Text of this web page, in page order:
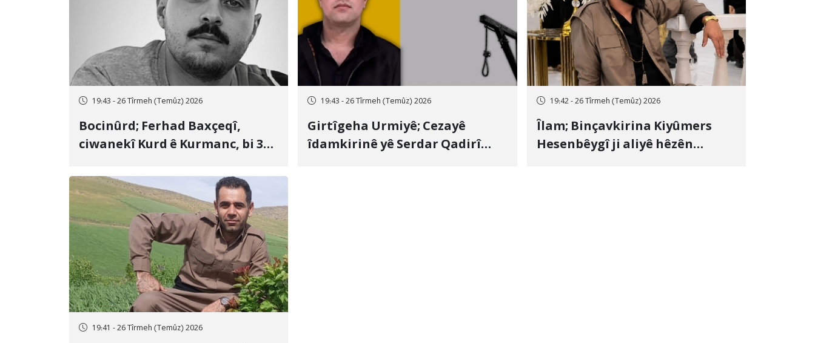
19:43 - 26 Tîrmeh (Temûz) 2026
Bocinûrd; Ferhad Baxçeqî,
ciwanekî Kurd ê Kurmanc, bi 3
cezakirin
19:43 - 26 Tîrmeh (Temûz) 2026
Girtîgeha Urmiyê; Cezayê
îdamkirinê yê Serdar Qadirî
19:42 - 26 Tîrmeh (Temûz) 2026
Îlam; Binçavkirina Kiyûmers
Hesenbêygî ji aliyê hêzên
19:41 - 26 Tîrmeh (Temûz) 2026